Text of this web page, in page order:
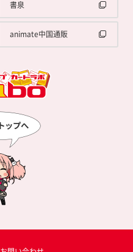
書泉
animate中国通販